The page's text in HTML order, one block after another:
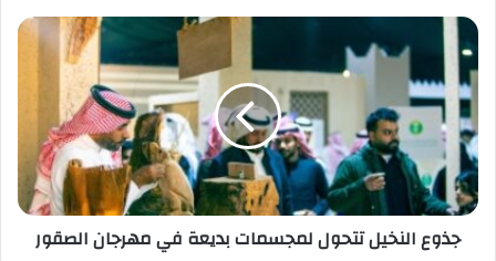
جذوع
النخيل
تتحول
لمجسمات
بديعة
في
مهرجان
الصقور
جذوع النخيل تتحول لمجسمات بديعة في مهرجان الصقور